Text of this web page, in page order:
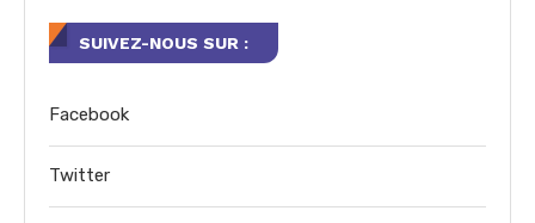
SUIVEZ-NOUS SUR :
Facebook
Twitter